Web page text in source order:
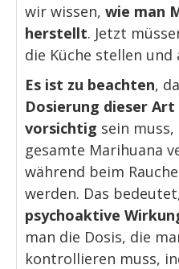
wir wissen, wie man
herstellt. Jetzt
die Küche stellen
Es ist zu beachten,
Dosierung dieser Art
vorsichtig sein
gesamte Marihuana
während beim
werden. Das
psychoaktive
man die Dosis, die
kontrollieren muss,